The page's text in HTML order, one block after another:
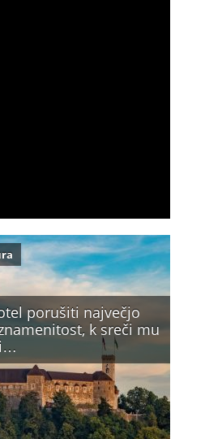
porušiti največjo
k sreči mu